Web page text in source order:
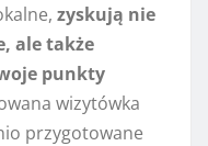
zyskują nie
ale także
punkty
wizytówka
przygotowane